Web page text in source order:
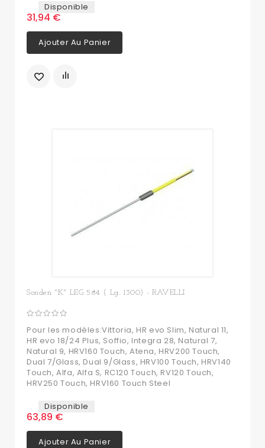
Disponible
31,94 €
Ajouter Au Panier
Sonden "K" LEG 584 ( Lg. 1300) - RAVELLI
Pour les modèles:Vittoria, HR evo Slim, Natural 11,
HR evo 18/24 Plus, Soffio, Integra 28, Natural 7,
Natural 9, HRV160 Touch, Atena, HRV200 Touch,
Dual 7/Glass, Dual 9/Glass, HRV100 Touch, HRV140
Touch, Alfa, Alfa S, RC120 Touch, RV120 Touch,
HRV250 Touch, HRV160 Touch Steel
Disponible
63,89 €
Ajouter Au Panier